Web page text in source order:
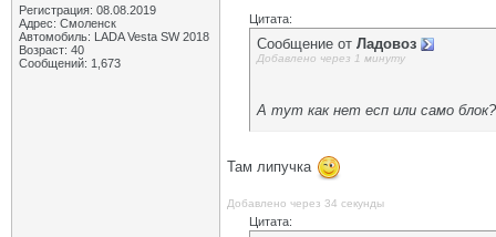
Регистрация: 08.08.2019
Адрес: Смоленск
Автомобиль: LADA Vesta SW 2018
Возраст: 40
Сообщений: 1,673
Цитата:
Сообщение от Ладовоз
Добавлено через 1 минуту
А тут как нет есп или само блок?
Там липучка
Добавлено через 34 секунды
Цитата: